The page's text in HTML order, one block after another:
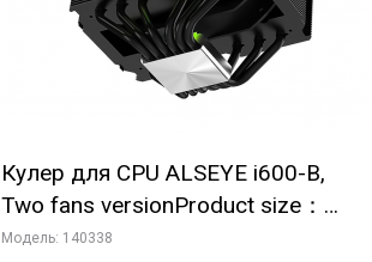
Кулер для CPU ALSEYE i600-B,
Two fans versionProduct size：
144x121x159mmTDP：
Модель: 140338